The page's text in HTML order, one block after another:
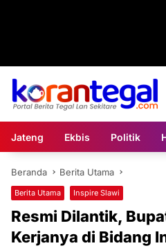
Jateng Ekbis Politik
Beranda Berita Utama
Berita Utama Inspire Slawi
Resmi Dilantik,
Kerjanya di Bidang